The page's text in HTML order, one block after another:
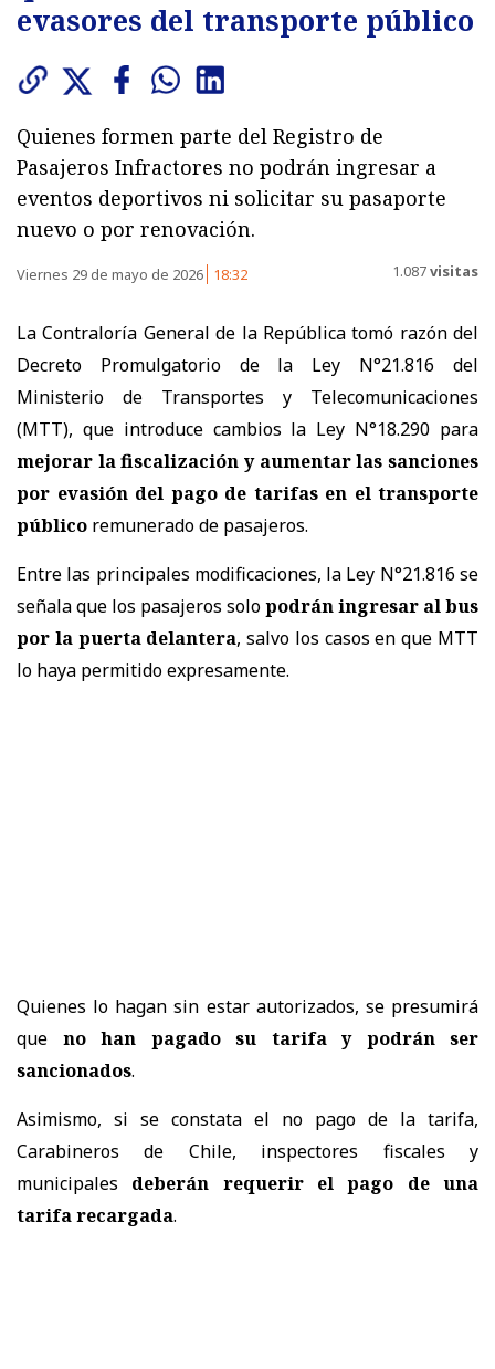
evasores del transporte público
Quienes formen parte del Registro de
Pasajeros Infractores no podrán ingresar a
eventos deportivos ni solicitar su pasaporte
nuevo o por renovación.
Viernes 29 de mayo de 2026 18:32 1.087visitas
La Contraloría General de la República tomó razón del
Decreto Promulgatorio de la Ley N°21.816 del
Ministerio de Transportes y Telecomunicaciones
(MTT), que introduce cambios la Ley N°18.290 para
mejorar la fiscalización y aumentar las sanciones
por evasión del pago de tarifas en el transporte
público remunerado de pasajeros.
Entre las principales modificaciones, la Ley N°21.816 se
señala que los pasajeros solopodrán ingresar al bus
por la puerta delantera, salvo los casos en que MTT
lo haya permitido expresamente.
Quienes lo hagan sin estar autorizados, se presumirá
que no han pagado su tarifa y podrán ser
sancionados.
Asimismo, si se constata el no pago de la tarifa,
Carabineros de Chile, inspectores fiscales y
municipales deberán requerir el pago de una
tarifa recargada.